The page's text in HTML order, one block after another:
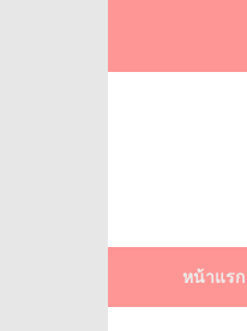
เรื่อง
ราวหน้าแรก